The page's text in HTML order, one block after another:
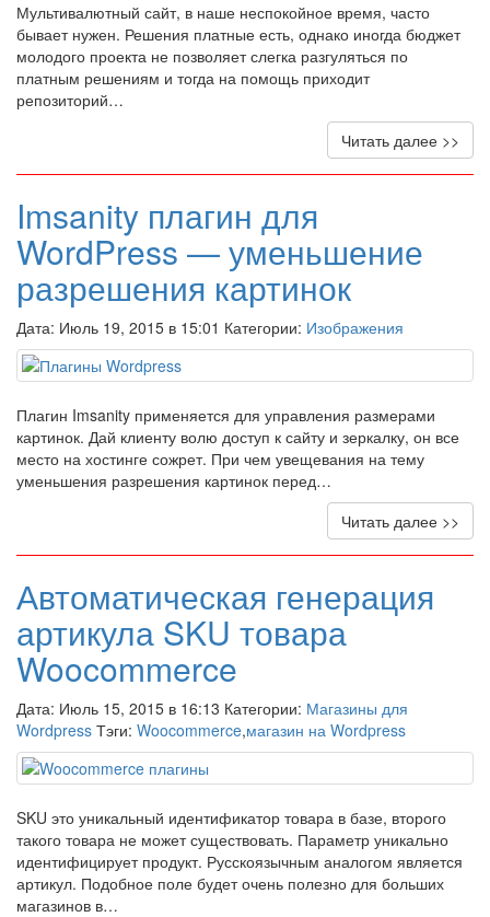
Мультивалютный сайт, в наше неспокойное время, часто
бывает нужен. Решения платные есть, однако иногда бюджет
молодого проекта не позволяет слегка разгуляться по
платным решениям и тогда на помощь приходит
репозиторий…
Читать далее >>
Imsanity плагин для
WordPress — уменьшение
разрешения картинок
Дата: Июль 19, 2015 в 15:01 Категории: Изображения
Плагин Imsanity применяется для управления размерами
картинок. Дай клиенту волю доступ к сайту и зеркалку, он все
место на хостинге сожрет. При чем увещевания на тему
уменьшения разрешения картинок перед…
Читать далее >>
Автоматическая генерация
артикула SKU товара
Woocommerce
Дата: Июль 15, 2015 в 16:13 Категории: Магазины для
Wordpress Тэги: Woocommerce,магазин на Wordpress
SKU это уникальный идентификатор товара в базе, второго
такого товара не может существовать. Параметр уникально
идентифицирует продукт. Русскоязычным аналогом является
артикул. Подобное поле будет очень полезно для больших
магазинов в…